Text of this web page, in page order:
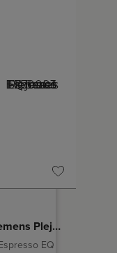
Siemens Plejesæt
EQ